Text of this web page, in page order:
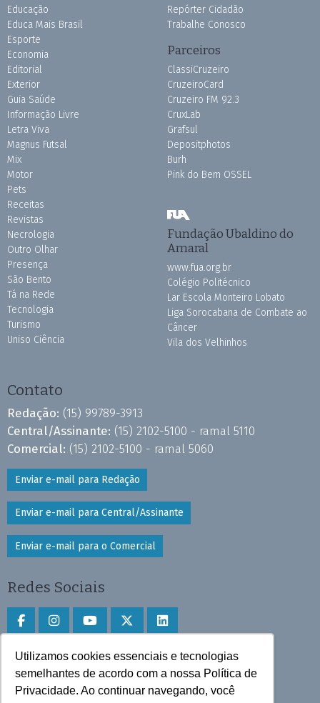
Utilizamos cookies essenciais e tecnologias
semelhantes de acordo com a nossa Política de
Privacidade. Ao continuar navegando, você
Educação
Educa Mais Brasil
Esporte
Economia
Editorial
Exterior
Guia Saúde
Informação Livre
Letra Viva
Magnus Futsal
Mix
Motor
Pets
Receitas
Revistas
Necrologia
Outro Olhar
Presença
São Bento
Tá na Rede
Tecnologia
Turismo
Uniso Ciência
Repórter Cidadão
Trabalhe Conosco
Parceiros
ClassiCruzeiro
CruzeiroCard
Cruzeiro FM 92.3
CruxLab
Grafsul
Depositphotos
Burh
Pink do Bem OSSEL
Fundação Ubaldino do
Amaral
www.fua.org.br
Colégio Politécnico
Lar Escola Monteiro Lobato
Liga Sorocabana de Combate ao
Câncer
Vila dos Velhinhos
Contato
Redação: (15) 99789-3913
Central/Assinante: (15) 2102-5100 - ramal 5110
Comercial: (15) 2102-5100 - ramal 5060
Enviar e-mail para Redação
Enviar e-mail para Central/Assinante
Enviar e-mail para o Comercial
Redes Sociais
Faça download do aplicativo
Play Store e App Store